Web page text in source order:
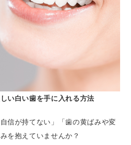
い白い歯を手に入れる方法
信が持てない」「歯の黄ばみや変
を抱えていませんか？